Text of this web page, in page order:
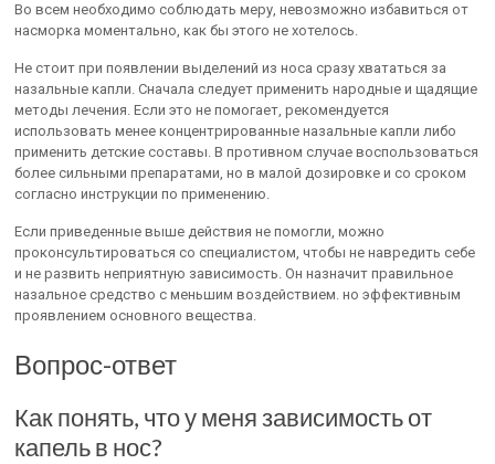
Во всем необходимо соблюдать меру, невозможно избавиться от
насморка моментально, как бы этого не хотелось.
Не стоит при появлении выделений из носа сразу хвататься за
назальные капли. Сначала следует применить народные и щадящие
методы лечения. Если это не помогает, рекомендуется
использовать менее концентрированные назальные капли либо
применить детские составы. В противном случае воспользоваться
более сильными препаратами, но в малой дозировке и со сроком
согласно инструкции по применению.
Если приведенные выше действия не помогли, можно
проконсультироваться со специалистом, чтобы не навредить себе
и не развить неприятную зависимость. Он назначит правильное
назальное средство с меньшим воздействием. но эффективным
проявлением основного вещества.
Вопрос-ответ
Как понять, что у меня зависимость от
капель в нос?